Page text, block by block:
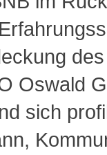
Oswald
sich